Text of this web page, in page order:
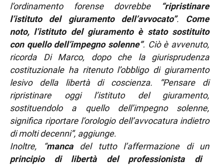
l’ordinamento forense dovrebbe“ripristinare
l’istituto del giuramento dell’avvocato”. Come
noto, l’istituto del giuramento è stato sostituito
con quello dell’impegno solenne”. Ciò è avvenuto,
ricorda Di Marco, dopo che la giurisprudenza
costituzionale ha ritenuto l’obbligo di giuramento
lesivo della libertà di coscienza. “Pensare di
ripristinare oggi l’istituto del giuramento,
sostituendolo a quello dell’impegno solenne,
significa riportare l’orologio dell’avvocatura indietro
di molti decenni”, aggiunge.
Inoltre, “manca del tutto l’affermazione di un
principio di libertà del professionista di